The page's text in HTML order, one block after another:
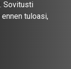
Sovitusti
ennen tuloasi,